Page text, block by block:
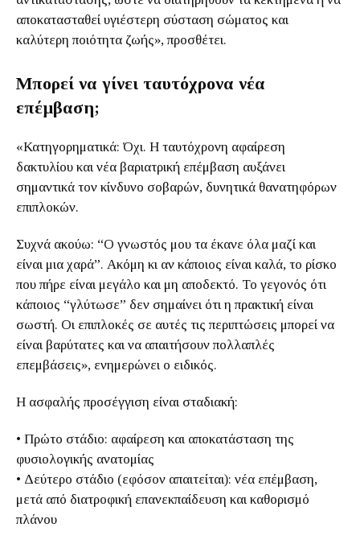
αποκατασταθεί υγιέστερη σύσταση σώματος και
καλύτερη ποιότητα ζωής», προσθέτει.
Μπορεί να γίνει ταυτόχρονα νέα
επέμβαση;
«Κατηγορηματικά: Όχι. Η ταυτόχρονη αφαίρεση
δακτυλίου και νέα βαριατρική επέμβαση αυξάνει
σημαντικά τον κίνδυνο σοβαρών, δυνητικά θανατηφόρων
επιπλοκών.
Συχνά ακούω: “Ο γνωστός μου τα έκανε όλα μαζί και
είναι μια χαρά”. Ακόμη κι αν κάποιος είναι καλά, το ρίσκο
που πήρε είναι μεγάλο και μη αποδεκτό. Το γεγονός ότι
κάποιος “γλύτωσε” δεν σημαίνει ότι η πρακτική είναι
σωστή. Οι επιπλοκές σε αυτές τις περιπτώσεις μπορεί να
είναι βαρύτατες και να απαιτήσουν πολλαπλές
επεμβάσεις», ενημερώνει ο ειδικός.
Η ασφαλής προσέγγιση είναι σταδιακή:
• Πρώτο στάδιο: αφαίρεση και αποκατάσταση της
φυσιολογικής ανατομίας
• Δεύτερο στάδιο (εφόσον απαιτείται): νέα επέμβαση,
μετά από διατροφική επανεκπαίδευση και καθορισμό
πλάνου